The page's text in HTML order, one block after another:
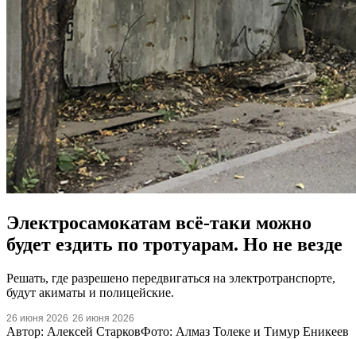
Электросамокатам всё-таки можно
будет ездить по тротуарам. Но не везде
Решать, где разрешено передвигаться на электротранспорте,
будут акиматы и полицейские.
26 июня 2026 26 июня 2026
Автор: Алексей СтарковФото: Алмаз Толеке и Тимур Еникеев